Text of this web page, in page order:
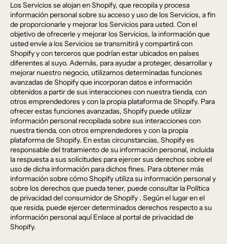
Los Servicios se alojan en Shopify, que recopila y procesa
información personal sobre su acceso y uso de los Servicios, a fin
de proporcionarle y mejorar los Servicios para usted. Con el
objetivo de ofrecerle y mejorar los Servicios, la información que
usted envíe a los Servicios se transmitirá y compartirá con
Shopify y con terceros que podrían estar ubicados en países
diferentes al suyo. Además, para ayudar a proteger, desarrollar y
mejorar nuestro negocio, utilizamos determinadas funciones
avanzadas de Shopify que incorporan datos e información
obtenidos a partir de sus interacciones con nuestra tienda, con
otros emprendedores y con la propia plataforma de Shopify. Para
ofrecer estas funciones avanzadas, Shopify puede utilizar
información personal recopilada sobre sus interacciones con
nuestra tienda, con otros emprendedores y con la propia
plataforma de Shopify. En estas circunstancias, Shopify es
responsable del tratamiento de su información personal, incluida
la respuesta a sus solicitudes para ejercer sus derechos sobre el
uso de dicha información para dichos fines. Para obtener más
información sobre cómo Shopify utiliza su información personal y
sobre los derechos que pueda tener, puede consultar la Política
de privacidad del consumidor de Shopify . Según el lugar en el
que resida, puede ejercer determinados derechos respecto a su
información personal aquíEnlace al portal de privacidad de
Shopify.